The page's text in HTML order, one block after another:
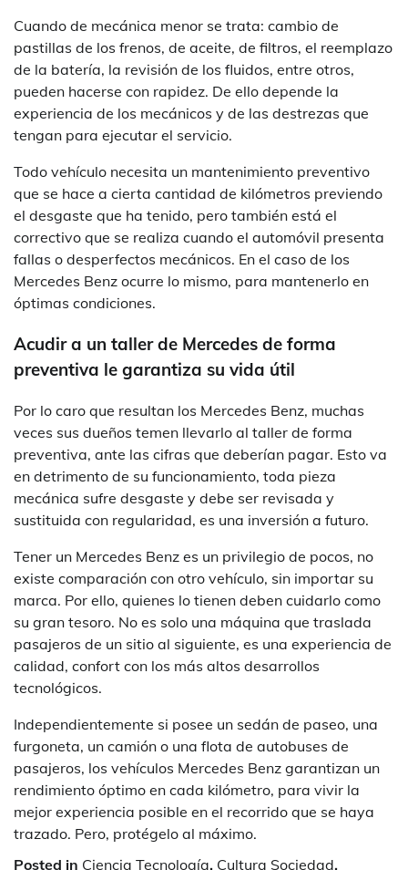
Cuando de mecánica menor se trata: cambio de
pastillas de los frenos, de aceite, de filtros, el reemplazo
de la batería, la revisión de los fluidos, entre otros,
pueden hacerse con rapidez. De ello depende la
experiencia de los mecánicos y de las destrezas que
tengan para ejecutar el servicio.
Todo vehículo necesita un mantenimiento preventivo
que se hace a cierta cantidad de kilómetros previendo
el desgaste que ha tenido, pero también está el
correctivo que se realiza cuando el automóvil presenta
fallas o desperfectos mecánicos. En el caso de los
Mercedes Benz ocurre lo mismo, para mantenerlo en
óptimas condiciones.
Acudir a un taller de Mercedes de forma
preventiva le garantiza su vida útil
Por lo caro que resultan los Mercedes Benz, muchas
veces sus dueños temen llevarlo al taller de forma
preventiva, ante las cifras que deberían pagar. Esto va
en detrimento de su funcionamiento, toda pieza
mecánica sufre desgaste y debe ser revisada y
sustituida con regularidad, es una inversión a futuro.
Tener un Mercedes Benz es un privilegio de pocos, no
existe comparación con otro vehículo, sin importar su
marca. Por ello, quienes lo tienen deben cuidarlo como
su gran tesoro. No es solo una máquina que traslada
pasajeros de un sitio al siguiente, es una experiencia de
calidad, confort con los más altos desarrollos
tecnológicos.
Independientemente si posee un sedán de paseo, una
furgoneta, un camión o una flota de autobuses de
pasajeros, los vehículos Mercedes Benz garantizan un
rendimiento óptimo en cada kilómetro, para vivir la
mejor experiencia posible en el recorrido que se haya
trazado. Pero, protégelo al máximo.
Posted in Ciencia Tecnología, Cultura Sociedad,